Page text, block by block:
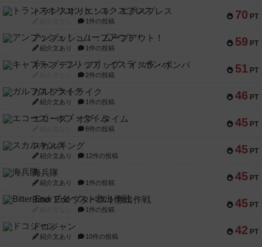
70 PT
トランスオリエント・エクスプレス
1件の投稿
59 PT
アンブッシュ！：ムーブアウト！
紹介文あり 1件の投稿
51 PT
キャプテン・フリップ：イスラ・ボンバ
2件の投稿
46 PT
ガルフストライク
紹介文あり 1件の投稿
45 PT
エコーズ・オブ・タイム
8件の投稿
45 PT
スカルキング
紹介文あり 12件の投稿
45 PT
海兵隊
紹介文あり 1件の投稿
45 PT
Bitter End ブタペスト救出作戦
1件の投稿
42 PT
ドコジャン
紹介文あり 10件の投稿